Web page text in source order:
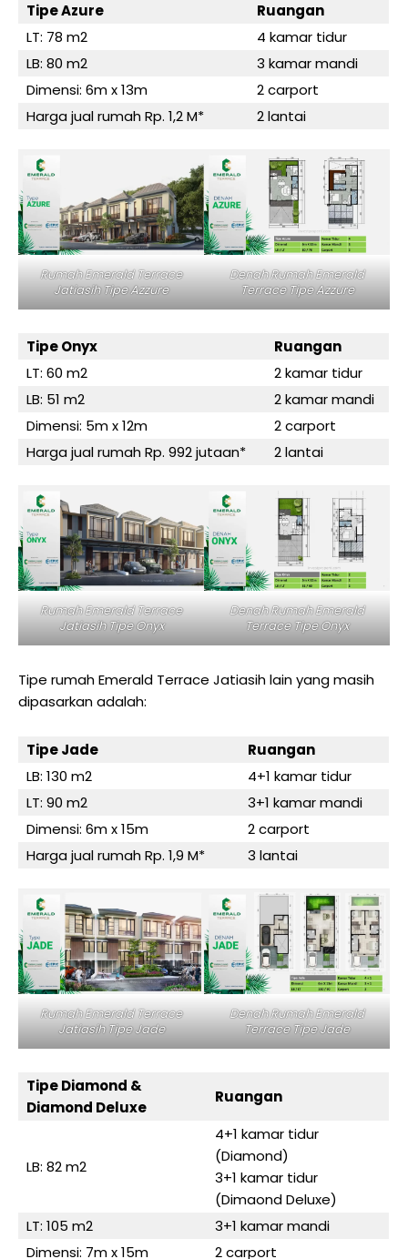
Tipe Azure
Ruangan
LT: 78 m2
4 kamar tidur
LB: 80 m2
3 kamar mandi
Dimensi: 6m x 13m
2 carport
Harga jual rumah Rp. 1,2 M*
2 lantai
Rumah Emerald Terrace
Jatiasih Tipe Azzure
Denah Rumah Emerald
Terrace Tipe Azzure
Tipe Onyx
Ruangan
LT: 60 m2
2 kamar tidur
LB: 51 m2
2 kamar mandi
Dimensi: 5m x 12m
2 carport
Harga jual rumah Rp. 992 jutaan*
2 lantai
Rumah Emerald Terrace
Jatiasih Tipe Onyx
Denah Rumah Emerald
Terrace Tipe Onyx
Tipe rumah Emerald Terrace Jatiasih lain yang masih
dipasarkan adalah:
Tipe Jade
Ruangan
LB: 130 m2
4+1 kamar tidur
LT: 90 m2
3+1 kamar mandi
Dimensi: 6m x 15m
2 carport
Harga jual rumah Rp. 1,9 M*
3 lantai
Rumah Emerald Terrace
Jatiasih Tipe Jade
Denah Rumah Emerald
Terrace Tipe Jade
Tipe Diamond &
Diamond Deluxe
Ruangan
LB: 82 m2
4+1 kamar tidur
(Diamond)
3+1 kamar tidur
(Dimaond Deluxe)
LT: 105 m2
3+1 kamar mandi
Dimensi: 7m x 15m
2 carport